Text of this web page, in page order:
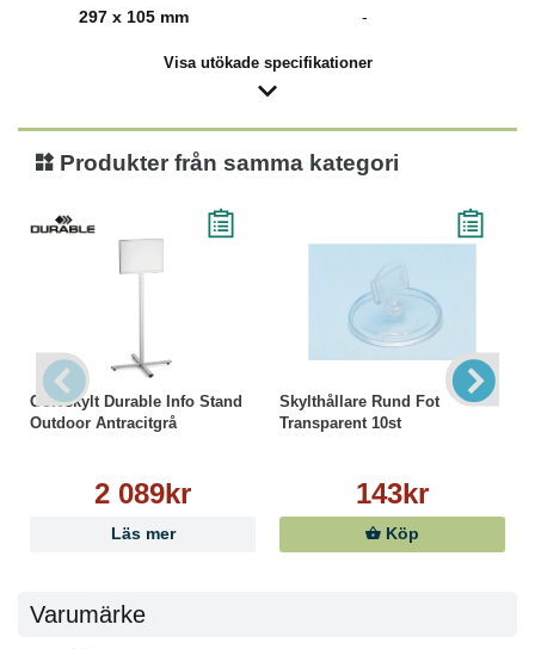
297 x 105 mm -
Visa utökade specifikationer
Produkter från samma kategori
Golvskylt Durable Info Stand
Outdoor Antracitgrå
2 089kr
Läs mer
Skylthållare Rund Fot
Transparent 10st
143kr
Köp
Varumärke